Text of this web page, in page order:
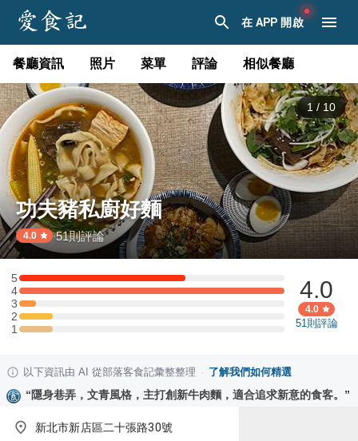
在 APP 開啟
餐廳資訊 照片 菜單 評論 相似餐廳
1 / 10
功夫豬私廚好麵
4.0 ·51則評論
5
5 星：10 則評論
4
4 星：16 則評論
3
3 星：1 則評論
2
2 星：2 則評論
11 星：2 則評論
4.0
4.0
51則評論
以下資訊由 AI 從部落客食記彙整整理 · 了解我們如何精選
“隱身巷弄，文青風格，主打創新牛肉麵，適合追求新意的食客。 ”
新北市新店區二十張路30號